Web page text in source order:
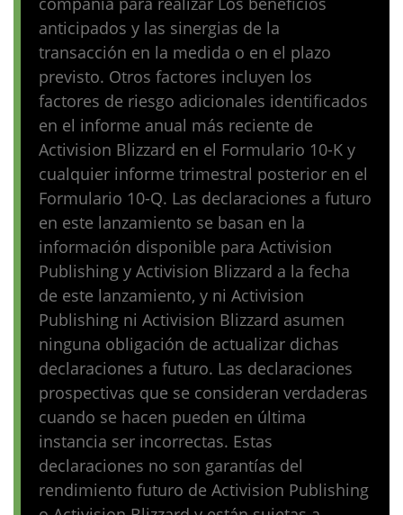
anticipados y las sinergias de la
transacción en la medida o en el plazo
previsto. Otros factores incluyen los
factores de riesgo adicionales identificados
en el informe anual más reciente de
Activision Blizzard en el Formulario 10-K y
cualquier informe trimestral posterior en el
Formulario 10-Q. Las declaraciones a futuro
en este lanzamiento se basan en la
información disponible para Activision
Publishing y Activision Blizzard a la fecha
de este lanzamiento, y ni Activision
Publishing ni Activision Blizzard asumen
ninguna obligación de actualizar dichas
declaraciones a futuro. Las declaraciones
prospectivas que se consideran verdaderas
cuando se hacen pueden en última
instancia ser incorrectas. Estas
declaraciones no son garantías del
rendimiento futuro de Activision Publishing